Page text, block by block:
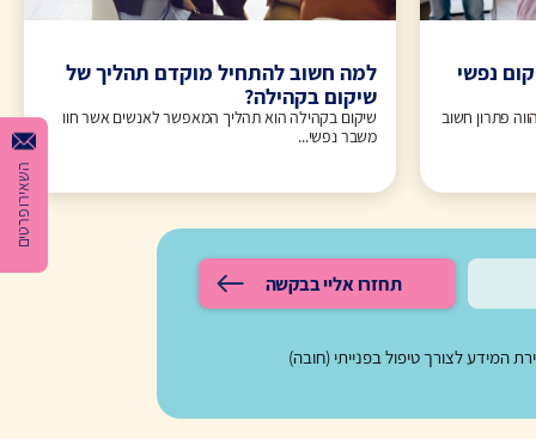
השאירו פרטים
נפשי
פתרון חשוב
למה חשוב להתחיל מוקדם תהליך של
שיקום בקהילה?
שיקום בקהילה הוא תהליך המאפשר לאנשים אשר חוו
משבר נפשי...
תחזרו אליי בבקשה
המידע לצורך טיפול בפנייתי (חובה)